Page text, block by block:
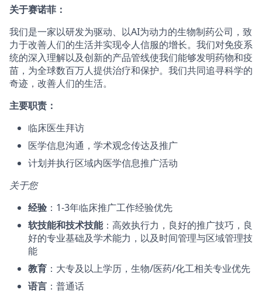
关于赛诺菲：
我们是一家以研发为驱动、以AI为动力的生物制药公司，致
力于改善人们的生活并实现令人信服的增长。我们对免疫系
统的深入理解以及创新的产品管线使我们能够发明药物和疫
苗，为全球数百万人提供治疗和保护。我们共同追寻科学的
奇迹，改善人们的生活。
主要职责：
临床医生拜访
医学信息沟通，学术观念传达及推广
计划并执行区域内医学信息推广活动
关于您
经验 ：1-3年临床推广工作经验优先
软技能和技术技能：高效执行力，良好的推广技巧，良
好的专业基础及学术能力，以及时间管理与区域管理技
能
教育 ：大专及以上学历，生物/医药/化工相关专业优先
语言 ：普通话